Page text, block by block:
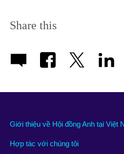
Share this
Giới thiệu về Hội đồng Anh tại Việt
Hợp tác với chúng tôi